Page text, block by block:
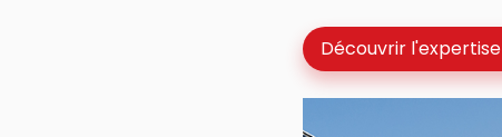
Découvrir l'expertise